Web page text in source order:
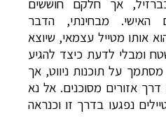
אך חלקם חוששים
האישי. מבחינתי, הדבר
אותו מטייל עצמאי, שיוצא
ומבלי לדעת כיצד להגיע
על תוכנות ניווט, אך
אזורים מסוכנים. אל נא
נפגעו בדרך זו וכנראה